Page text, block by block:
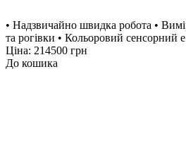
• Надзвичайно швидка робота •
та рогівки • Кольоровий сенсорний
Ціна: 214500 грн
До кошика